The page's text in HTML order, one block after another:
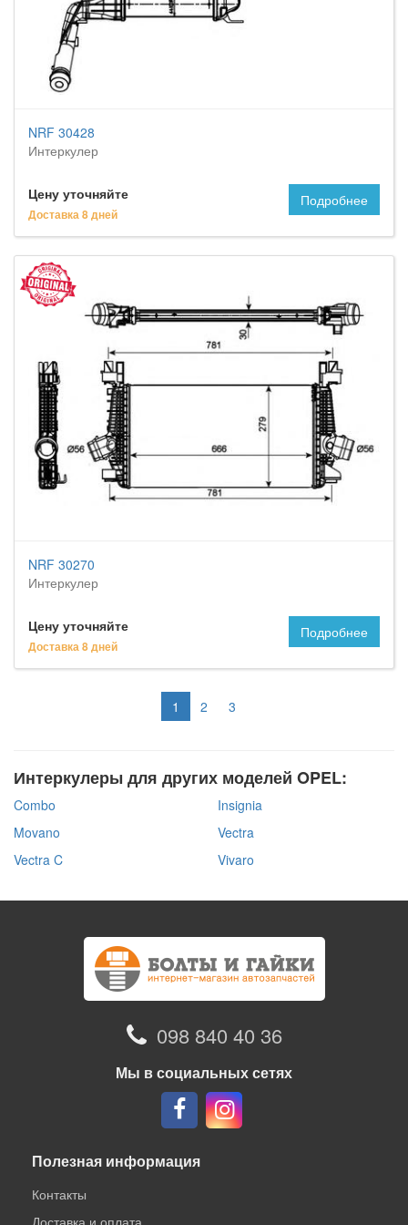
NRF 30428
Интеркулер
Цену уточняйте
Доставка 8 дней
Подробнее
NRF 30270
Интеркулер
Цену уточняйте
Доставка 8 дней
Подробнее
1 2 3
Интеркулеры для других моделей OPEL:
Combo
Insignia
Movano
Vectra
Vectra C
Vivaro
098 840 40 36
Мы в социальных сетях
Полезная информация
Контакты